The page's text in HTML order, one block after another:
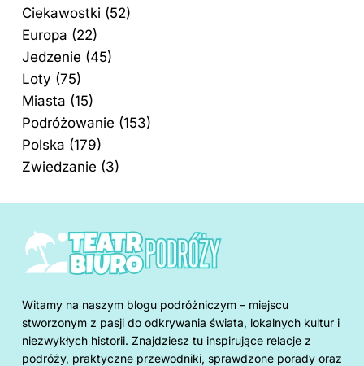
Ciekawostki (52)
Europa (22)
Jedzenie (45)
Loty (75)
Miasta (15)
Podróżowanie (153)
Polska (179)
Zwiedzanie (3)
Witamy na naszym blogu podróżniczym – miejscu
stworzonym z pasji do odkrywania świata, lokalnych kultur i
niezwykłych historii. Znajdziesz tu inspirujące relacje z
podróży, praktyczne przewodniki, sprawdzone porady oraz